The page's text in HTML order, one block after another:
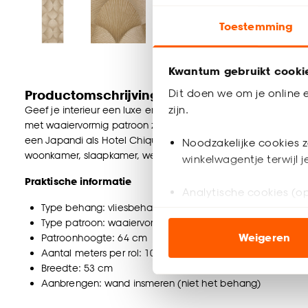
Toestemming
Kwantum gebruikt
Dit doen we om je online
zijn.
Noodzakelijke cookies
winkelwagentje terwijl
Analytische cookies
ook buiten de
Klik op ‘Ja, alles
noodzakelijke cookies te
Weigeren
Productomschrijving
Geef je interieur een luxe en warme uitstraling met het
met waaiervormig patroon zorgt voor een verfijnd reliëf en
een Japandi als Hotel Chique interieurstijl, brengt dit
woonkamer, slaapkamer, werkplek of hal, het creëert overal
Praktische informatie
Type behang: vliesbehang
Type patroon: waaiervorming patroon
Patroonhoogte: 64 cm
Aantal meters per rol: 10
Breedte: 53 cm
Aanbrengen: wand insmeren (niet het behang)